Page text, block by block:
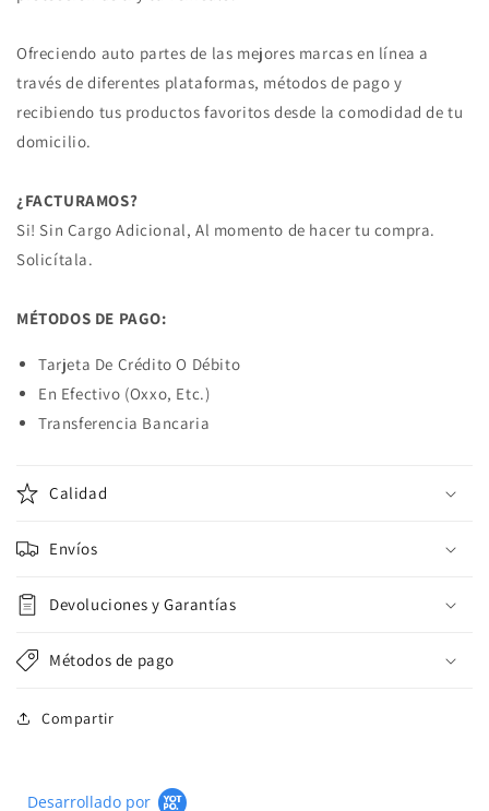
Ofreciendo auto partes de las mejores marcas en línea a
través de diferentes plataformas, métodos de pago y
recibiendo tus productos favoritos desde la comodidad de tu
domicilio.
¿FACTURAMOS?
Si! Sin Cargo Adicional, Al momento de hacer tu compra.
Solicítala.
MÉTODOS DE PAGO:
Tarjeta De Crédito O Débito
En Efectivo (Oxxo, Etc.)
Transferencia Bancaria
Calidad
Envíos
Devoluciones y Garantías
Métodos de pago
Compartir
Desarrollado por